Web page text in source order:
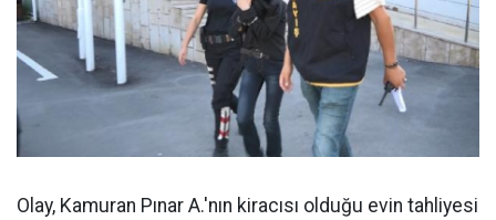
Olay, Kamuran Pınar A.'nın kiracısı olduğu evin tahliyesi